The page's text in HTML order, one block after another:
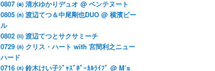
0807 ㈮ 清水ゆかりデュオ @ ベンテヌート
0805 ㈬ 渡辺てつ＆中尾剛也DUO @ 横濱ビー
ル
0802 ㈰ 渡辺てつとサクサミーチ
0729 ㈬ クリス・ハート with 宮間利之ニュー
ハード
0716 ㈭ 鈴木けい子ｼﾞｬｽﾞﾎﾞｰｶﾙﾗｲﾌﾞ @ M’s